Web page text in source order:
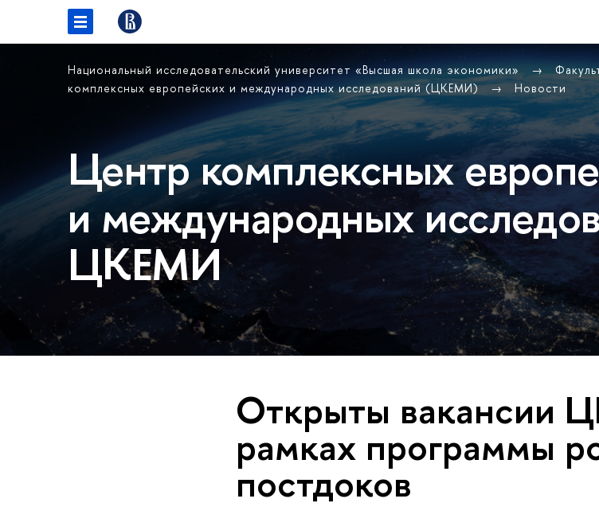
Национальный исследовательский университет «Высшая школа экономики»
комплексных европейских и международных исследований (ЦКЕМИ)
Новости
Центр комплексных
и международных
ЦКЕМИ
Открыты вакансии
рамках программы
постдоков